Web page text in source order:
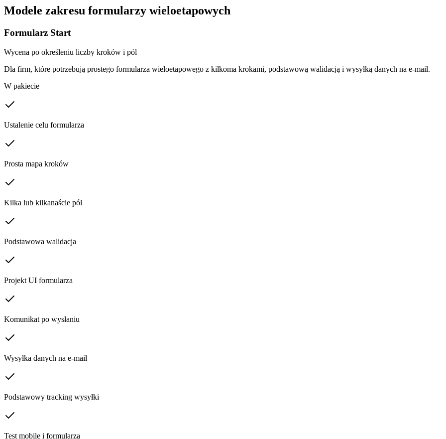
Modele zakresu formularzy wieloetapowych
Formularz Start
Wycena po określeniu liczby kroków i pól
Dla firm, które potrzebują prostego formularza wieloetapowego z kilkoma krokami, podstawową walidacją i wysyłką danych na e-mail.
W pakiecie
Ustalenie celu formularza
Prosta mapa kroków
Kilka lub kilkanaście pól
Podstawowa walidacja
Projekt UI formularza
Komunikat po wysłaniu
Wysyłka danych na e-mail
Podstawowy tracking wysyłki
Test mobile i formularza